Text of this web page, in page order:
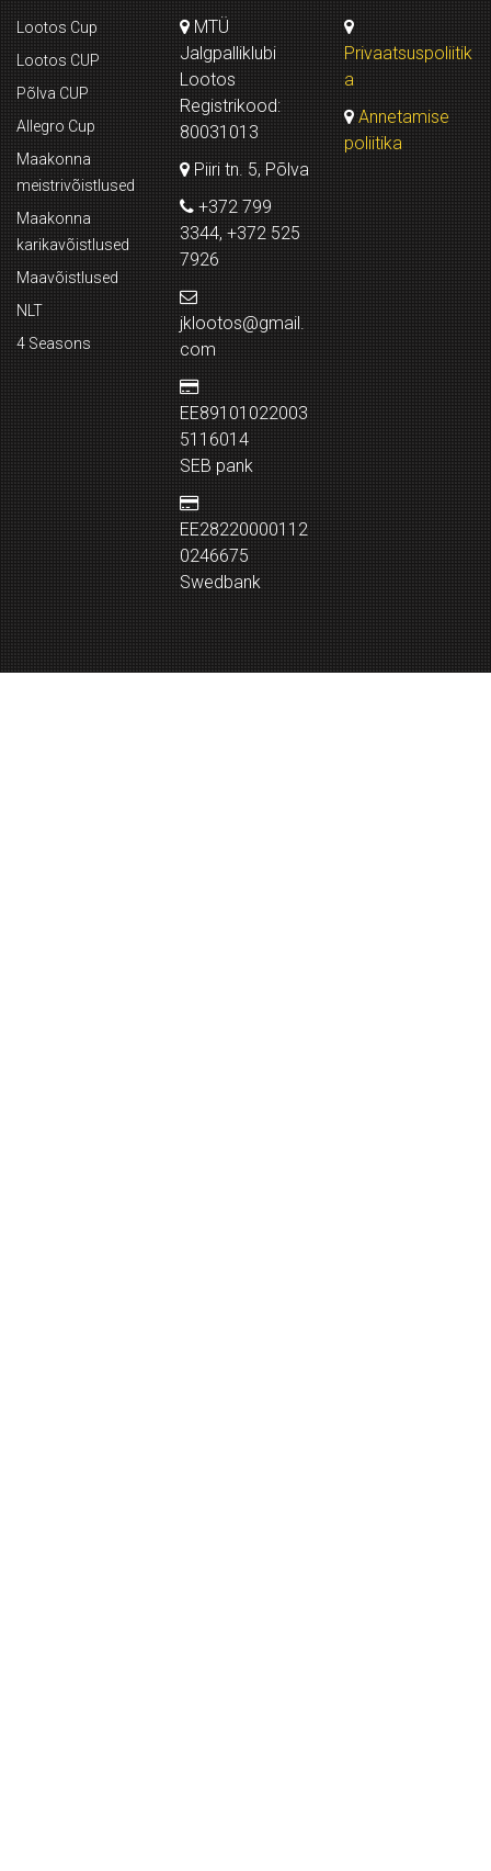
Lootos Cup
Lootos CUP
Põlva CUP
Allegro Cup
Maakonna
meistrivõistlused
Maakonna
karikavõistlused
Maavõistlused
NLT
4 Seasons
MTÜ
Jalgpalliklubi
Lootos
Registrikood:
80031013
Piiri tn. 5, Põlva
+372 799
3344, +372 525
7926
jklootos@gmail.
com
EE89101022003
5116014
SEB pank
EE28220000112
0246675
Swedbank
Privaatsuspoliitik
a
Annetamise
poliitika